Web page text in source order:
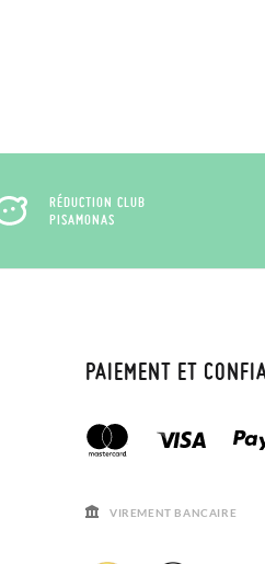
RÉDUCTION CLUB
PISAMONAS
PAIEMENT ET
VIREMENT BANCAIRE